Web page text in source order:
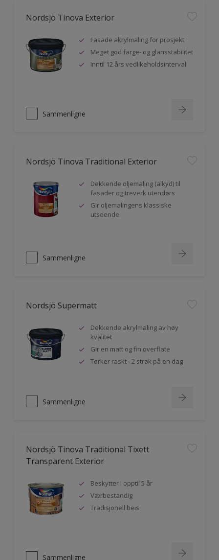
Nordsjö Tinova Exterior
Fasade akrylmaling for prosjekt
Meget god farge- og glansstabilitet
Inntil 12 års vedlikeholdsintervall
Sammenligne
Nordsjö Tinova Traditional Exterior
Dekkende oljemaling (alkyd) til
fasader og treverk utendørs
Gir oljemalingens klassiske
utseende
Sammenligne
Nordsjö Supermatt
Dekkende akrylmaling av høy
kvalitet
Gir en matt og fin overflate
Tørker raskt - 2 strøk på en dag
Sammenligne
Nordsjö Tinova Traditional Tixett
Transparent Exterior
Beskytter i opptil 5 år
Værbestandig
Tradisjonell beis
Sammenligne